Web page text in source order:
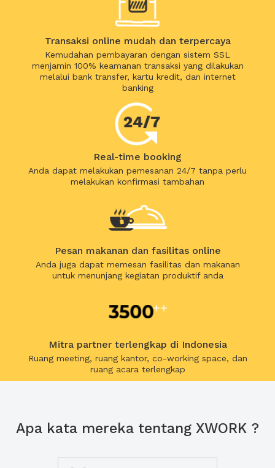
Transaksi online mudah dan terpercaya
Kemudahan pembayaran dengan sistem SSL
menjamin 100% keamanan transaksi yang dilakukan
melalui bank transfer, kartu kredit, dan internet
banking
Real-time booking
Anda dapat melakukan pemesanan 24/7 tanpa perlu
melakukan konfirmasi tambahan
Pesan makanan dan fasilitas online
Anda juga dapat memesan fasilitas dan makanan
untuk menunjang kegiatan produktif anda
Mitra partner terlengkap di Indonesia
Ruang meeting, ruang kantor, co-working space, dan
ruang acara terlengkap
Apa kata mereka tentang XWORK ?